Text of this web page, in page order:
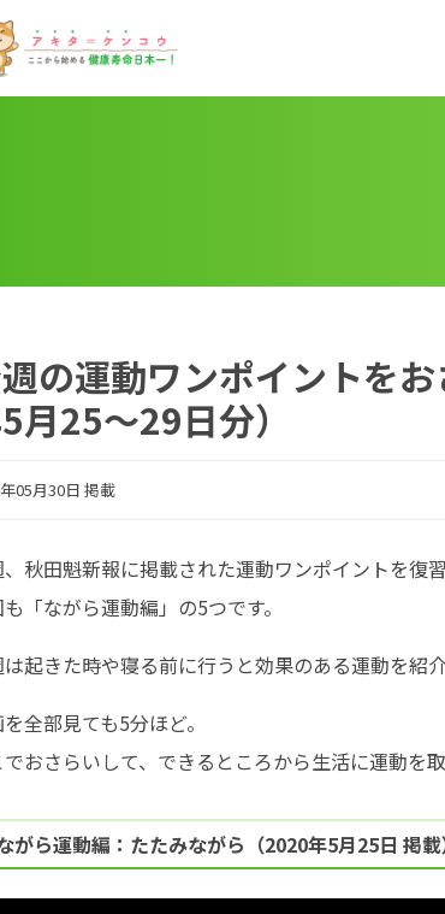
の運動ワンポイントを
月25～29日分）
05月30日 掲載
秋田魁新報に掲載された運動ワンポイントを復習
「ながら運動編」の5つです。
起きた時や寝る前に行うと効果のある運動を紹介
全部見ても5分ほど。
でおさらいして、できるところから生活に運動を
がら運動編：たたみながら（2020年5月25日 掲載